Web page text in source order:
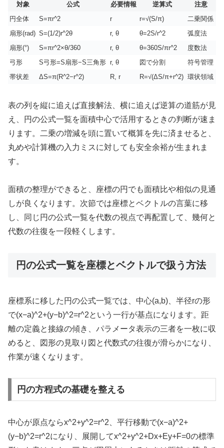
対象 公式 必要情報 逆算式
注意
円全体
S=πr^2 r r=√(S/π)
二乗関係
扇形(rad) S=(1/2)r^2θ r, θ θ=2S/r^2
弧度法
扇形(°)
S=πr^2×θ/360 r, θ θ=360S/πr^2
度数法
弓形
S弓形=S扇形−S三角形 r, θ 図で分割
符号管理
帯状差
ΔS=π(R^2−r^2) R, r R=√(ΔS/π+r^2) 環状領域
表の列を縦に追えば直接解法、横に追えば逆算の道筋が見
え、円の公式一覧を面積中心で活用するときの判断が速ま
ります。二乗の増減を頭に置いて概算を先に済ませると、
丸めや計算機の入力ミスに対しても安全余裕が生まれま
す。
面積の整理ができると、座標の円でも面積比や相似の見通
しが良くなります。次節では座標とベクトルの言葉に移
し、同じ円の公式一覧を代数の視点で再配置して、幾何と
代数の往復を一段軽くします。
円の公式一覧を座標とベクトルで扱う方法
座標系に移した円の公式一覧では、中心(a,b)、半径rの形
で(x−a)^2+(y−b)^2=r^2という一行が基点になります。距
離の定義と接線の傾き、パラメータ表示の三者を一枚に収
めると、図形の見取り図と代数式の往復が滑らかになり、
作業が速くなります。
円の方程式の基礎を整える
中心が原点ならx^2+y^2=r^2、平行移動で(x−a)^2+
(y−b)^2=r^2になり、展開してx^2+y^2+Dx+Ey+F=0の標準